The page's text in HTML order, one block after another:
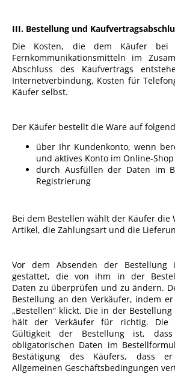
III. Bestellung und
Die Kosten, die dem Käufer bei
Fernkommunikationsmitteln im
Abschluss des Kaufvertrags
Internetverbindung, Kosten für
Käufer selbst.
Der Käufer bestellt die Ware auf
über Ihr Kundenkonto, wenn
und aktives Konto im Online-
durch Ausfüllen der Daten im
Registrierung
Bei dem Bestellen wählt der Käufer die
Artikel, die Zahlungsart und die
Vor dem Absenden der
gestattet, die von ihm in der
Daten zu überprüfen und zu ändern.
Bestellung an den Verkäufer, indem
„Bestellen“ klickt. Die in der
hält der Verkäufer für richtig. Die
Gültigkeit der Bestellung ist,
obligatorischen Daten im
Bestätigung des Käufers, dass
Allgemeinen Geschäftsbedingungen